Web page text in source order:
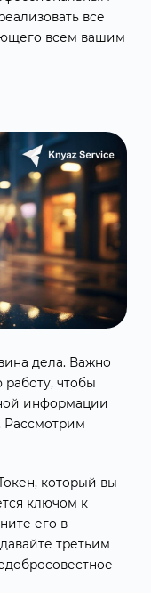
все
всем вашим
дела. Важно
чтобы
информации
Рассмотрим
который вы
ключом к
его в
третьим